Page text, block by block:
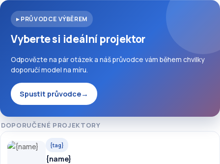
▸ PRŮVODCE VÝBĚREM
Vyberte si ideální projektor
Odpovězte na pár otázek a náš průvodce vám během chvilky
doporučí model na míru.
Spustit průvodce→
DOPORUČENÉ PROJEKTORY
{tag}
{name}